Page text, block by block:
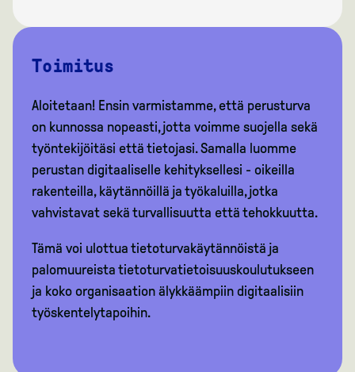
Toimitus
Aloitetaan! Ensin varmistamme, että perusturva
on kunnossa nopeasti, jotta voimme suojella sekä
työntekijöitäsi että tietojasi. Samalla luomme
perustan digitaaliselle kehityksellesi - oikeilla
rakenteilla, käytännöillä ja työkaluilla, jotka
vahvistavat sekä turvallisuutta että tehokkuutta.
Tämä voi ulottua tietoturvakäytännöistä ja
palomuureista tietoturvatietoisuuskoulutukseen
ja koko organisaation älykkäämpiin digitaalisiin
työskentelytapoihin.